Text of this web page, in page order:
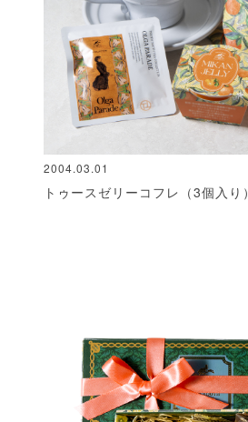
2004.03.01
トゥースゼリーコフレ（3個入り）